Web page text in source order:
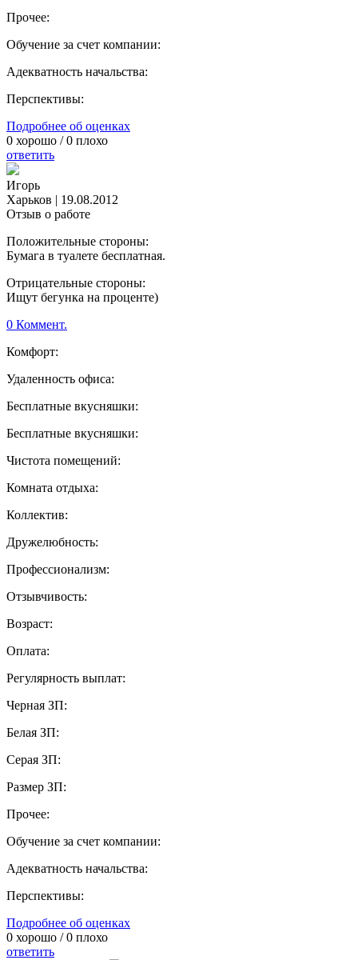
Прочее:
Обучение за счет компании:
Адекватность начальства:
Перспективы:
Подробнее об оценках
0 хорошо /0 плохо
ответить
Игорь
Харьков | 19.08.2012
Отзыв о работе
Положительные стороны:
Бумага в туалете бесплатная.
Отрицательные стороны:
Ищут бегунка на проценте)
0 Коммент.
Комфорт:
Удаленность офиса:
Бесплатные вкусняшки:
Бесплатные вкусняшки:
Чистота помещений:
Комната отдыха:
Коллектив:
Дружелюбность:
Профессионализм:
Отзывчивость:
Возраст:
Оплата:
Регулярность выплат:
Черная ЗП:
Белая ЗП:
Серая ЗП:
Размер ЗП:
Прочее:
Обучение за счет компании:
Адекватность начальства:
Перспективы:
Подробнее об оценках
0 хорошо /0 плохо
ответить